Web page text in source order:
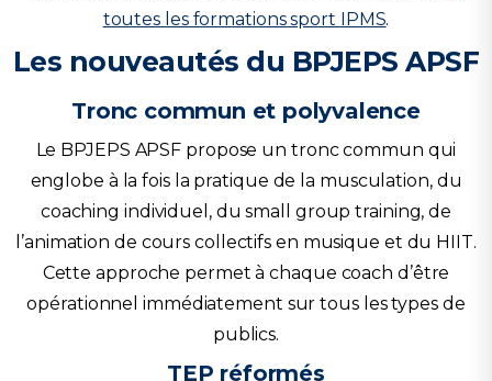
toutes les formations sport IPMS.
Les nouveautés du BPJEPS APSF
Tronc commun et polyvalence
Le BPJEPS APSF propose un tronc commun qui
englobe à la fois la pratique de la musculation, du
coaching individuel, du small group training, de
l’animation de cours collectifs en musique et du HIIT.
Cette approche permet à chaque coach d’être
opérationnel immédiatement sur tous les types de
publics.
TEP réformés